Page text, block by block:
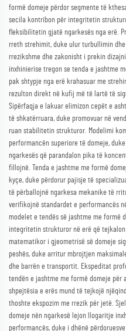
formë domeje përdor segmente të
secila kontribon për integritetin
fleksibilitetin gjatë ngarkesës nga erë.
rreth strehimit, duke ulur turbullimin
rrezikshme dhe zakonisht i prekin
inxhinierise tregon se tenda e jashtme
pak shtypje nga erë krahasuar me
rezulton direkt në kufij më të lartë të
Sipërfaqja e lakuar elimizon cepët e
të shkatërruara, duke promovuar në
ruan stabilitetin strukturor. Modelimi
performancën superiore të domeje,
ngarkesës që parandalon pika të
fillojnë. Tenda e jashtme me formë
kyçe, duke përdorur pajisje të
të përballojnë ngarkesa mekanike të
verifikojnë standardet e performancës
modelet e tendës së jashtme me formë
integritetin strukturor në erë që
matematikor i gjeometrisë së domeje
peshës, duke arritur mbrojtjen
dhe barrën e transportit. Ekspeditat
tendën e jashtme me formë domeje
shpejtësia e erës mund të tejkojë
thoshte ekspozim me rrezik për jetë.
domeje nën ngarkesë lejon llogaritje
performancës, duke i dhënë